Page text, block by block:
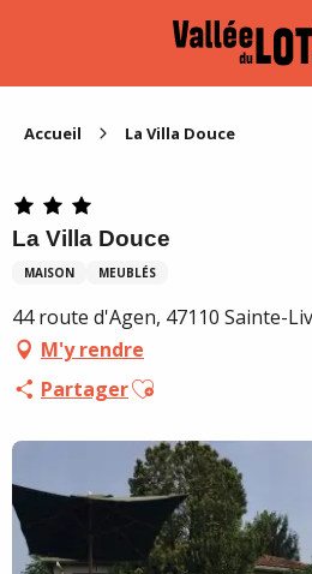
Accueil La Villa Douce
La Villa Douce
MAISON MEUBLÉS
44 route d'Agen, 47110 Sainte-
M'y rendre
PartagerAjouter aux favoris